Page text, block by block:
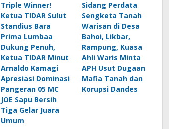
Triple Winner!
Ketua TIDAR Sulut
Standius Bara
Prima Lumbaa
Dukung Penuh,
Ketua TIDAR Minut
Arnaldo Kamagi
Apresiasi Dominasi
Pangeran 05 MC
JOE Sapu Bersih
Tiga Gelar Juara
Umum
Sidang Perdata
Sengketa Tanah
Warisan di Desa
Bahoi, Likbar,
Rampung, Kuasa
Ahli Waris Minta
APH Usut Dugaan
Mafia Tanah dan
Korupsi Dandes